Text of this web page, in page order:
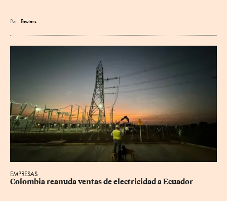
Por Reuters
EMPRESAS
Colombia reanuda ventas de electricidad a Ecuador